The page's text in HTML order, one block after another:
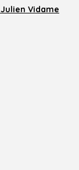
Vidame